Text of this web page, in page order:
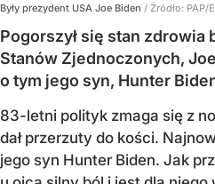
Były prezydent USA Joe Biden / Źródło: PAP/
Pogorszył się stan zdrowia
Stanów Zjednoczonych,
o tym jego syn, Hunter
83-letni polityk zmaga się z
dał przerzuty do kości.
jego syn Hunter Biden. Jak